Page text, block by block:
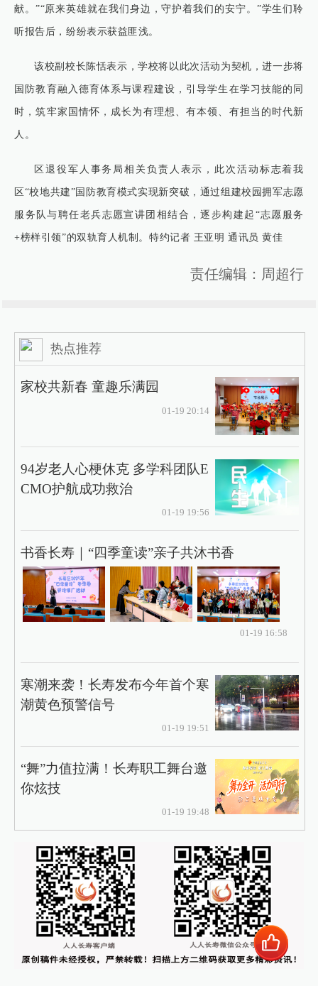
献。”“原来英雄就在我们身边，守护着我们的安宁。”学生们聆
听报告后，纷纷表示获益匪浅。
该校副校长陈恬表示，学校将以此次活动为契机，进一步将
国防教育融入德育体系与课程建设，引导学生在学习技能的同
时，筑牢家国情怀，成长为有理想、有本领、有担当的时代新
人。
区退役军人事务局相关负责人表示，此次活动标志着我
区“校地共建”国防教育模式实现新突破，通过组建校园拥军志愿
服务队与聘任老兵志愿宣讲团相结合，逐步构建起“志愿服务
+榜样引领”的双轨育人机制。特约记者 王亚明 通讯员 黄佳
责任编辑：周超行
热点推荐
家校共新春 童趣乐满园
01-19 20:14
94岁老人心梗休克 多学科团队E
CMO护航成功救治
01-19 19:56
书香长寿｜“四季童读”亲子共沐书香
01-19 16:58
寒潮来袭！长寿发布今年首个寒
潮黄色预警信号
01-19 19:51
“舞”力值拉满！长寿职工舞台邀
你炫技
01-19 19:48